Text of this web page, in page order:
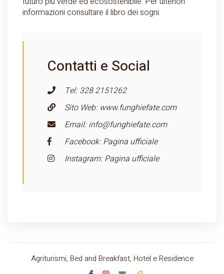
informazioni consultare il libro dei sogni.
Contatti e Social
Tel: 328 2151262
Sito Web: www.funghiefate.com
Email:info@funghiefate.com
Facebook:Pagina ufficiale
Instagram:Pagina ufficiale
Agriturismi, Bed and Breakfast, Hotel e Residence